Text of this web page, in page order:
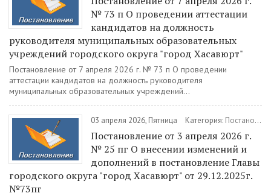
№ 73 п О проведении аттестации
кандидатов на должность
руководителя муниципальных образовательных
учреждений городского округа "город Хасавюрт"
Постановление от 7 апреля 2026 г. № 73 п О проведении
аттестации кандидатов на должность руководителя
муниципальных образовательных учреждений...
03 апреля 2026, Пятница Категория: Постановления
Постановление от 3 апреля 2026 г.
№ 25 пг О внесении изменений и
дополнений в постановление Главы
городского округа "город Хасавюрт" от 29.12.2025г.
№73пг